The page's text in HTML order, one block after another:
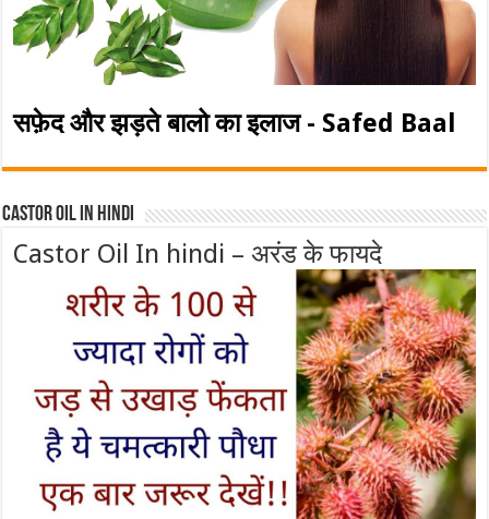
सफ़ेद और झड़ते बालो का इलाज - Safed Baal
Castor Oil In Hindi
Castor Oil In hindi – अरंड के फायदे